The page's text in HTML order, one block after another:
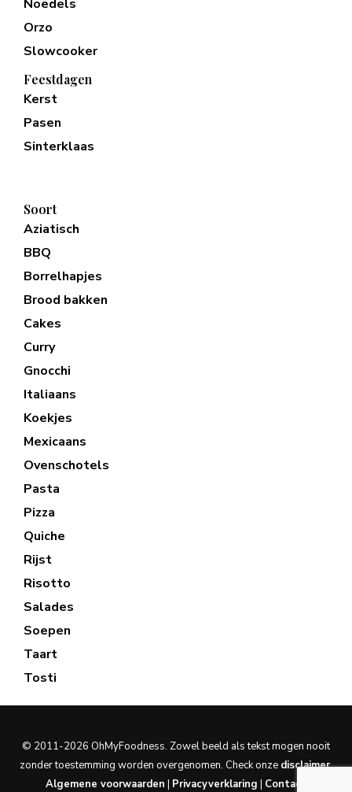
Noedels
Orzo
Slowcooker
Feestdagen
Kerst
Pasen
Sinterklaas
Soort
Aziatisch
BBQ
Borrelhapjes
Brood bakken
Cakes
Curry
Gnocchi
Italiaans
Koekjes
Mexicaans
Ovenschotels
Pasta
Pizza
Quiche
Rijst
Risotto
Salades
Soepen
Taart
Tosti
© 2011-2026 OhMyFoodness. Zowel beeld als tekst mogen nooit
zonder toestemming worden overgenomen. Check onze disclaimer.
Algemene voorwaarden | Privacyverklaring | Contact